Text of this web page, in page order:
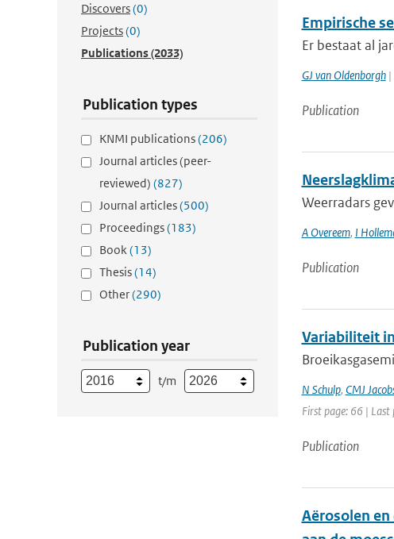
Discovers(0)
Projects(0)
Publications(2033)
Publication types
KNMI publications(206)
Journal articles (peer-
reviewed) (827)
Journal articles(500)
Proceedings(183)
Book(13)
Thesis(14)
Other(290)
Publication year
t/m
Empirische
Er bestaat al
GJ van Oldenborgh|
Publication
Weerradars
A Overeem, I
Publication
Variabiliteit
N Schulp, CMJ
First page: 66 | Last
Publication
Aërosolen